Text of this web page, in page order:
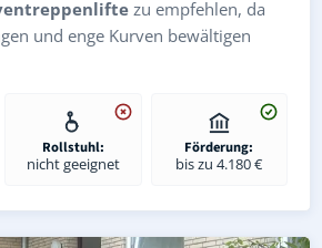
zu empfehlen, da
und enge Kurven bewältigen
Rollstuhl:
nicht geeignet
Förderung:
bis zu 4.180 €